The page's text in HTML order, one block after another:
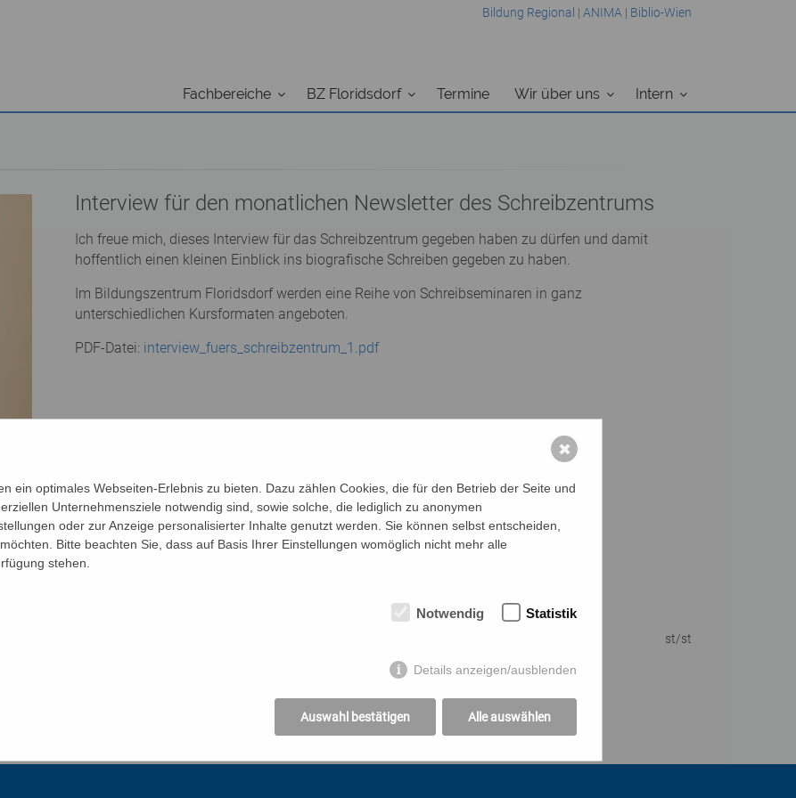
Bildung Regional | ANIMA | Biblio-Wien
Fachbereiche BZ Floridsdorf Termine Wir über uns Intern
Interview für den monatlichen Newsletter des Schreibzentrums
Ich freue mich, dieses Interview für das Schreibzentrum gegeben haben zu dürfen und damit
hoffentlich einen kleinen Einblick ins biografische Schreiben gegeben zu haben.
Im Bildungszentrum Floridsdorf werden eine Reihe von Schreibseminaren in ganz
unterschiedlichen Kursformaten angeboten.
PDF-Datei: interview_fuers_schreibzentrum_1.pdf
st/st
ein optimales Webseiten-Erlebnis zu bieten. Dazu zählen Cookies, die für den Betrieb der Seite und
Unternehmensziele notwendig sind, sowie solche, die lediglich zu anonymen
oder zur Anzeige personalisierter Inhalte genutzt werden. Sie können selbst entscheiden,
Bitte beachten Sie, dass auf Basis Ihrer Einstellungen womöglich nicht mehr alle
stehen.
Notwendig Statistik
Details anzeigen/ausblenden
Auswahl bestätigen Alle auswählen
✖